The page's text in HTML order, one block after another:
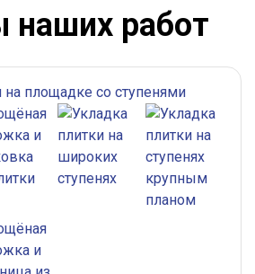
работ